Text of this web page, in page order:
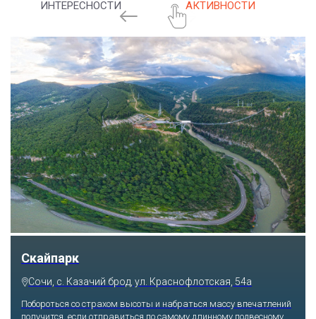
ИНТЕРЕСНОСТИ АКТИВНОСТИ
Скайпарк
Сочи, с. Казачий брод, ул. Краснофлотская, 54а
Побороться со страхом высоты и набраться массу впечатлений
получится, если отправиться по самому длинному подвесному